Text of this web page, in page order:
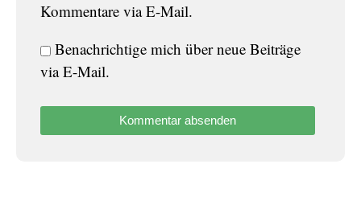
Kommentare via E-Mail.
Benachrichtige mich über neue Beiträge
via E-Mail.